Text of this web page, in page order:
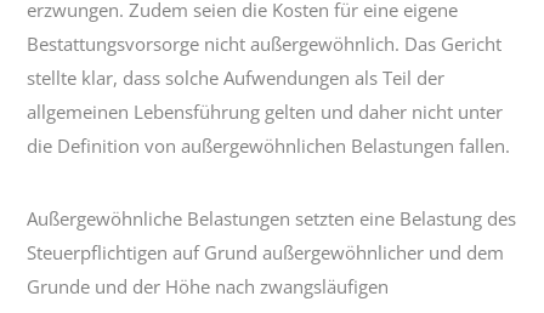
erzwungen. Zudem seien die Kosten für eine eigene
Bestattungs­vorsorge nicht außergewöhnlich. Das Gericht
stellte klar, dass solche Aufwendungen als Teil der
allgemeinen Lebensführung gelten und daher nicht unter
die Definition von außergewöhnlichen Belastungen fallen.
Außergewöhnliche Belastungen setzten eine Belastung des
Steuerpflichtigen auf Grund außergewöhnlicher und dem
Grunde und der Höhe nach zwangsläufigen